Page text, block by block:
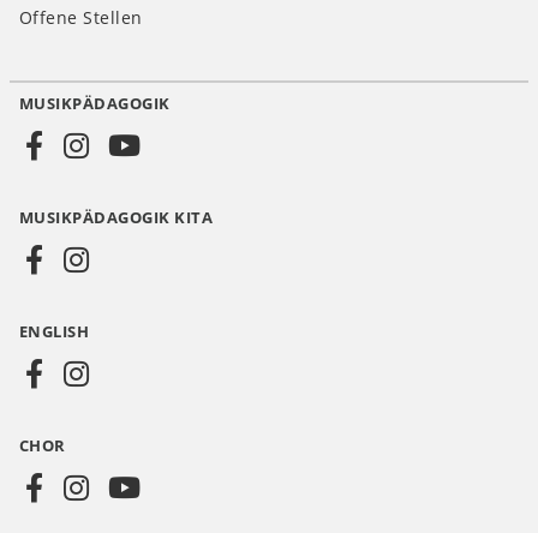
Offene Stellen
Social
Media
DE
MUSIKPÄDAGOGIK
MUSIKPÄDAGOGIK KITA
ENGLISH
CHOR